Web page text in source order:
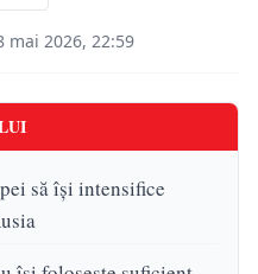
mai 2026, 22:59
să își intensifice